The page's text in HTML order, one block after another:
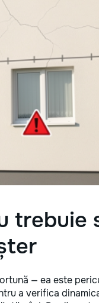
trebuie
— ea este
a verifica